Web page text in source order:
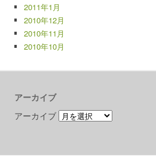
2011年1月
2010年12月
2010年11月
2010年10月
アーカイブ
アーカイブ